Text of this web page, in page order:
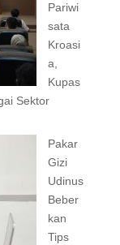
Pariwi
sata
Kroasi
a,
Kupas
Sektor
Pakar
Gizi
Udinus
Beber
kan
Tips